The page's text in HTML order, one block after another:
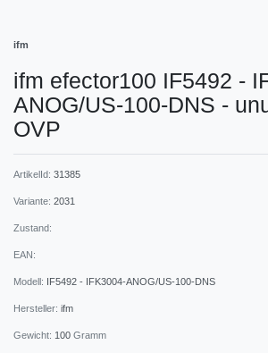
ifm
ifm efector100 IF5492 -
ANOG/US-100-DNS -
OVP
ArtikelId: 31385
Variante: 2031
Zustand:
EAN:
Modell: IF5492 - IFK3004-ANOG/US-100-DNS
Hersteller: ifm
Gewicht: 100 Gramm